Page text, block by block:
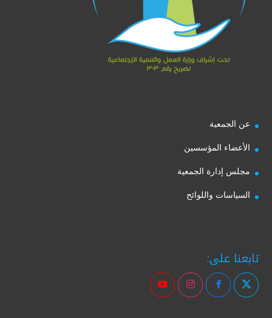
عن الجمعية
الأعضاء المؤسسين
مجلس إدارة الجمعية
السياسات واللوائح
تابعنا على: